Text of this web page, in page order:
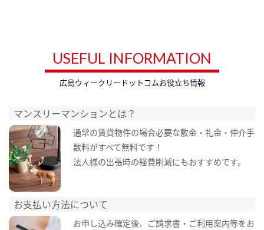
USEFUL INFORMATION
広島ウィークリードットコムお役立ち情報
マンスリーマンションとは？
通常の賃貸物件の場合必要な敷金・礼金・仲介手
数料がすべて無料です！
法人様の出張時の経費削減にもおすすめです。
お支払い方法について
お申し込み確定後、ご請求書・ご利用案内等をお